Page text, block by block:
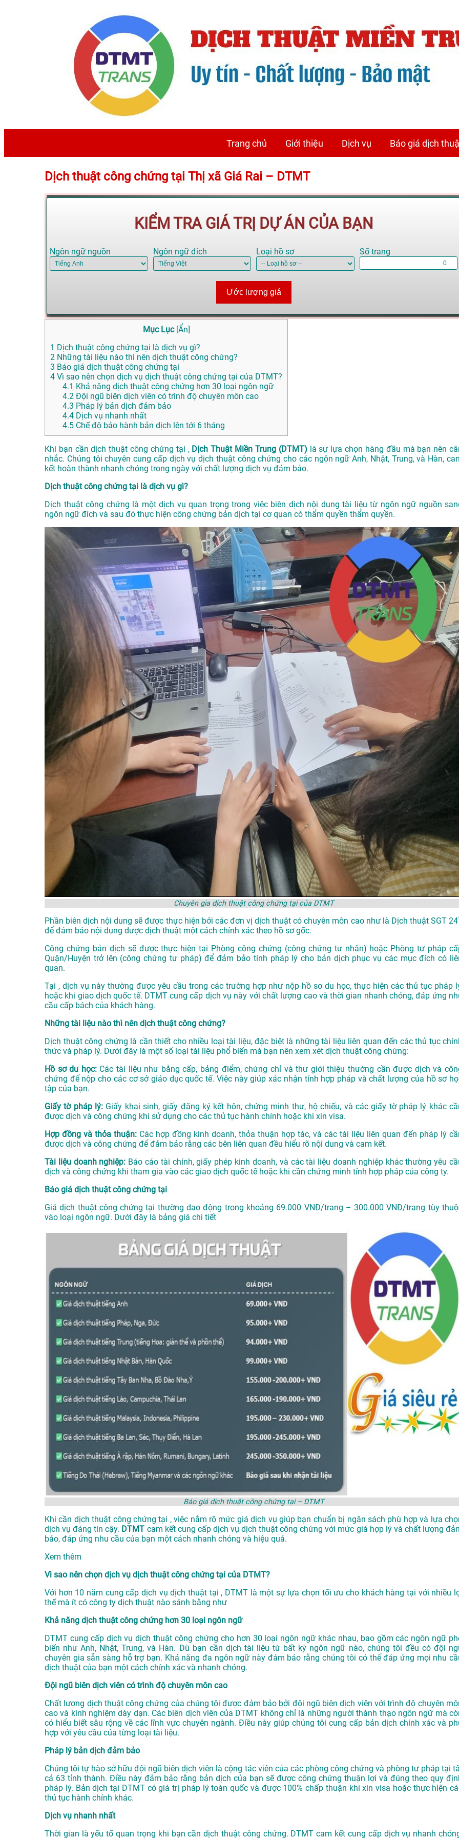
Trang chủ Giới thiệu Dịch vụ Báo giá dịch
Dịch thuật công chứng tại Thị xã Giá Rai – DTMT
KIỂM TRA GIÁ TRỊ DỰ ÁN CỦA BẠN
Ngôn ngữ nguồn Ngôn ngữ đích Loại hồ sơ Số trang
Ước lượng giá
Mục Lục [Ẩn]
1 Dịch thuật công chứng tại là dịch vụ gì?
2 Những tài liệu nào thì nên dịch thuật công chứng?
3 Báo giá dịch thuật công chứng tại
4 Vì sao nên chọn dịch vụ dịch thuật công chứng tại của DTMT?
4.1 Khả năng dịch thuật công chứng hơn 30 loại ngôn ngữ
4.2 Đội ngũ biên dịch viên có trình độ chuyên môn cao
4.3 Pháp lý bản dịch đảm bảo
4.4 Dịch vụ nhanh nhất
4.5 Chế độ bảo hành bản dịch lên tới 6 tháng
Khi bạn cần dịch thuật công chứng tại , Dịch Thuật Miền Trung (DTMT) là sự lựa chọn hàng đầu mà bạn nên
nhắc. Chúng tôi chuyên cung cấp dịch vụ dịch thuật công chứng cho các ngôn ngữ Anh, Nhật, Trung, và Hàn,
kết hoàn thành nhanh chóng trong ngày với chất lượng dịch vụ đảm bảo.
Dịch thuật công chứng tại là dịch vụ gì?
Dịch thuật công chứng là một dịch vụ quan trọng trong việc biên dịch nội dung tài liệu từ ngôn ngữ nguồn
ngôn ngữ đích và sau đó thực hiện công chứng bản dịch tại cơ quan có thẩm quyền thẩm quyền.
Chuyên gia dịch thuật công chứng tại của DTMT
Phần biên dịch nội dung sẽ được thực hiện bởi các đơn vị dịch thuật có chuyên môn cao như là Dịch thuật SGT
để đảm bảo nội dung dược dịch thuật một cách chính xác theo hồ sơ gốc.
Công chứng bản dịch sẽ được thực hiện tại Phòng công chứng (công chứng tư nhân) hoặc Phòng tư pháp
Quận/Huyện trở lên (công chứng tư pháp) để đảm bảo tính pháp lý cho bản dịch phục vụ các mục đích có
quan.
Tại , dịch vụ này thường được yêu cầu trong các trường hợp như nộp hồ sơ du học, thực hiện các thủ tục pháp
hoặc khi giao dịch quốc tế. DTMT cung cấp dịch vụ này với chất lượng cao và thời gian nhanh chóng, đáp ứng
cầu cấp bách của khách hàng.
Những tài liệu nào thì nên dịch thuật công chứng?
Dịch thuật công chứng là cần thiết cho nhiều loại tài liệu, đặc biệt là những tài liệu liên quan đến các thủ tục
thức và pháp lý. Dưới đây là một số loại tài liệu phổ biến mà bạn nên xem xét dịch thuật công chứng:
Hồ sơ du học:Các tài liệu như bằng cấp, bảng điểm, chứng chỉ và thư giới thiệu thường cần được dịch và
chứng để nộp cho các cơ sở giáo dục quốc tế. Việc này giúp xác nhận tính hợp pháp và chất lượng của hồ sơ
tập của bạn.
Giấy tờ pháp lý: Giấy khai sinh, giấy đăng ký kết hôn, chứng minh thư, hộ chiếu, và các giấy tờ pháp lý khác
được dịch và công chứng khi sử dụng cho các thủ tục hành chính hoặc khi xin visa.
Hợp đồng và thỏa thuận: Các hợp đồng kinh doanh, thỏa thuận hợp tác, và các tài liệu liên quan đến pháp lý
được dịch và công chứng để đảm bảo rằng các bên liên quan đều hiểu rõ nội dung và cam kết.
Tài liệu doanh nghiệp: Báo cáo tài chính, giấy phép kinh doanh, và các tài liệu doanh nghiệp khác thường yêu
dịch và công chứng khi tham gia vào các giao dịch quốc tế hoặc khi cần chứng minh tính hợp pháp của công ty.
Báo giá dịch thuật công chứng tại
Giá dịch thuật công chứng tại thường dao động trong khoảng 69.000 VNĐ/trang – 300.000 VNĐ/trang tùy
vào loại ngôn ngữ. Dưới đây là bảng giá chi tiết
Báo giá dịch thuật công chứng tại – DTMT
Khi cần dịch thuật công chứng tại , việc nắm rõ mức giá dịch vụ giúp bạn chuẩn bị ngân sách phù hợp và lựa
dịch vụ đáng tin cậy. DTMT cam kết cung cấp dịch vụ dịch thuật công chứng với mức giá hợp lý và chất lượng
bảo, đáp ứng nhu cầu của bạn một cách nhanh chóng và hiệu quả.
Xem thêm
Vì sao nên chọn dịch vụ dịch thuật công chứng tại của DTMT?
Với hơn 10 năm cung cấp dịch vụdịch thuật tại , DTMT là một sự lựa chọn tối ưu cho khách hàng tại với nhiều
thế mà ít có công ty dịch thuật nào sánh bằng như
Khả năng dịch thuật công chứng hơn 30 loại ngôn ngữ
DTMT cung cấp dịch vụ dịch thuật công chứng cho hơn 30 loại ngôn ngữ khác nhau, bao gồm các ngôn ngữ
biến như Anh, Nhật, Trung, và Hàn. Dù bạn cần dịch tài liệu từ bất kỳ ngôn ngữ nào, chúng tôi đều có đội
chuyên gia sẵn sàng hỗ trợ bạn. Khả năng đa ngôn ngữ này đảm bảo rằng chúng tôi có thể đáp ứng mọi nhu
dịch thuật của bạn một cách chính xác và nhanh chóng.
Đội ngũ biên dịch viên có trình độ chuyên môn cao
Chất lượng dịch thuật công chứng của chúng tôi được đảm bảo bởi đội ngũ biên dịch viên với trình độ chuyên
cao và kinh nghiệm dày dạn. Các biên dịch viên của DTMT không chỉ là những người thành thạo ngôn ngữ mà
có hiểu biết sâu rộng về các lĩnh vực chuyên ngành. Điều này giúp chúng tôi cung cấp bản dịch chính xác và
hợp với yêu cầu của từng loại tài liệu.
Pháp lý bản dịch đảm bảo
Chúng tôi tự hào sở hữu đội ngũ biên dịch viên là cộng tác viên của các phòng công chứng và phòng tư pháp tại
cả 63 tỉnh thành. Điều này đảm bảo rằng bản dịch của bạn sẽ được công chứng thuận lợi và đúng theo quy
pháp lý. Bản dịch tại DTMT có giá trị pháp lý toàn quốc và được 100% chấp thuận khi xin visa hoặc thực hiện
thủ tục hành chính khác.
Dịch vụ nhanh nhất
Thời gian là yếu tố quan trọng khi bạn cần dịch thuật công chứng. DTMT cam kết cung cấp dịch vụ nhanh